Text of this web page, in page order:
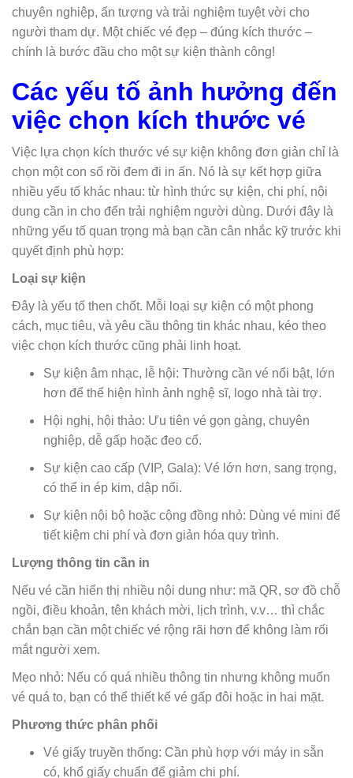
chuyên nghiệp, ấn tượng và trải nghiệm tuyệt vời cho
người tham dự. Một chiếc vé đẹp – đúng kích thước –
chính là bước đầu cho một sự kiện thành công!
Các yếu tố ảnh hưởng đến
việc chọn kích thước vé
Việc lựa chọn kích thước vé sự kiện không đơn giản chỉ là
chọn một con số rồi đem đi in ấn. Nó là sự kết hợp giữa
nhiều yếu tố khác nhau: từ hình thức sự kiện, chi phí, nội
dung cần in cho đến trải nghiệm người dùng. Dưới đây là
những yếu tố quan trọng mà bạn cần cân nhắc kỹ trước khi
quyết định phù hợp:
Loại sự kiện
Đây là yếu tố then chốt. Mỗi loại sự kiện có một phong
cách, mục tiêu, và yêu cầu thông tin khác nhau, kéo theo
việc chọn kích thước cũng phải linh hoạt.
Sự kiện âm nhạc, lễ hội: Thường cần vé nổi bật, lớn
hơn để thể hiện hình ảnh nghệ sĩ, logo nhà tài trợ.
Hội nghị, hội thảo: Ưu tiên vé gọn gàng, chuyên
nghiệp, dễ gấp hoặc đeo cổ.
Sự kiện cao cấp (VIP, Gala): Vé lớn hơn, sang trọng,
có thể in ép kim, dập nổi.
Sự kiện nội bộ hoặc cộng đồng nhỏ: Dùng vé mini để
tiết kiệm chi phí và đơn giản hóa quy trình.
Lượng thông tin cần in
Nếu vé cần hiển thị nhiều nội dung như: mã QR, sơ đồ chỗ
ngồi, điều khoản, tên khách mời, lịch trình, v.v… thì chắc
chắn bạn cần một chiếc vé rộng rãi hơn để không làm rối
mắt người xem.
Mẹo nhỏ: Nếu có quá nhiều thông tin nhưng không muốn
vé quá to, bạn có thể thiết kế vé gấp đôi hoặc in hai mặt.
Phương thức phân phối
Vé giấy truyền thống: Cần phù hợp với máy in sẵn
có, khổ giấy chuẩn để giảm chi phí.